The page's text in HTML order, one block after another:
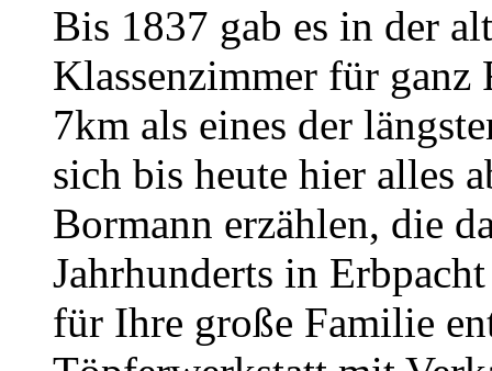
Bis 1837 gab es in der
Klassenzimmer für ganz
7km als eines der
sich bis heute hier alles
Bormann erzählen, die
Jahrhunderts in
für Ihre große Familie